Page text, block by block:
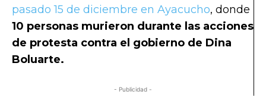
pasado 15 de diciembre en Ayacucho, donde
10 personas murieron durante las acciones
de protesta contra el gobierno de Dina
Boluarte.
- Publicidad -